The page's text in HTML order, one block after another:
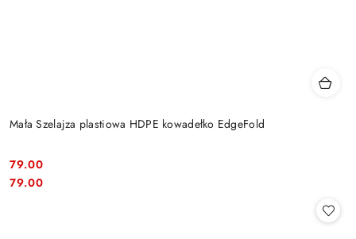
Mała Szelajza plastiowa HDPE kowadełko EdgeFold
Cena:
79.00
Cena:
79.00